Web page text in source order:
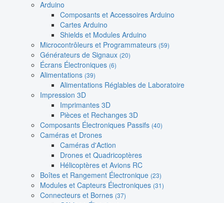
Arduino
Composants et Accessoires Arduino
Cartes Arduino
Shields et Modules Arduino
Microcontrôleurs et Programmateurs (59)
Générateurs de Signaux (20)
Écrans Électroniques (6)
Alimentations (39)
Alimentations Réglables de Laboratoire
Impression 3D
Imprimantes 3D
Pièces et Rechanges 3D
Composants Électroniques Passifs (40)
Caméras et Drones
Caméras d'Action
Drones et Quadricoptères
Hélicoptères et Avions RC
Boîtes et Rangement Électronique (23)
Modules et Capteurs Électroniques (31)
Connecteurs et Bornes (37)